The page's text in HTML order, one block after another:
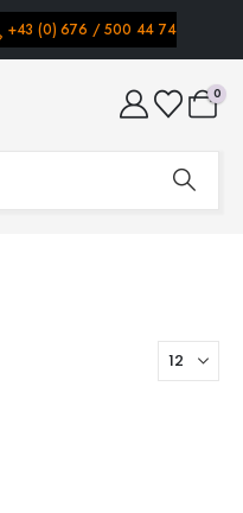
+43 (0) 676 / 500 44 74
0